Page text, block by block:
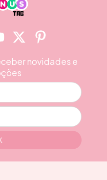
novidades e